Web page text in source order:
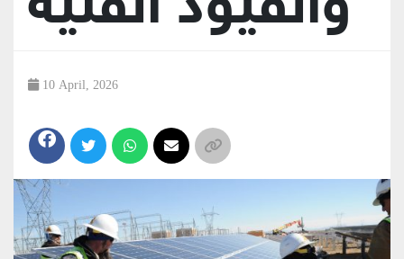
10 April, 2026